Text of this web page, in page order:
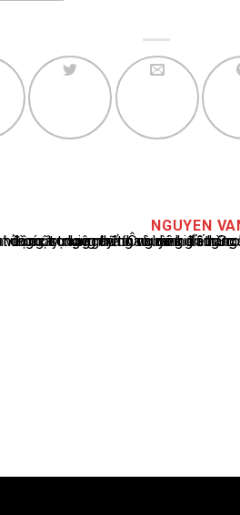
NGUYEN
Nguyễn Văn Minh là một trong những chuyên gia hàng đầu về báo cáo tin tức thể thao tại Việt Nam, với hơn 10 năm hoạt động trong ngành. Ông có kiến thức sâu rộng và kinh nghiệm đáng kể trong